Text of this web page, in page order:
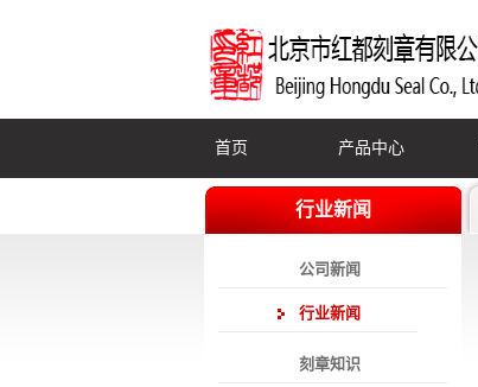
首页 产品中心
行业新闻
公司新闻
行业新闻
刻章知识